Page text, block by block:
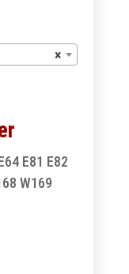
×
E81 E82
W169